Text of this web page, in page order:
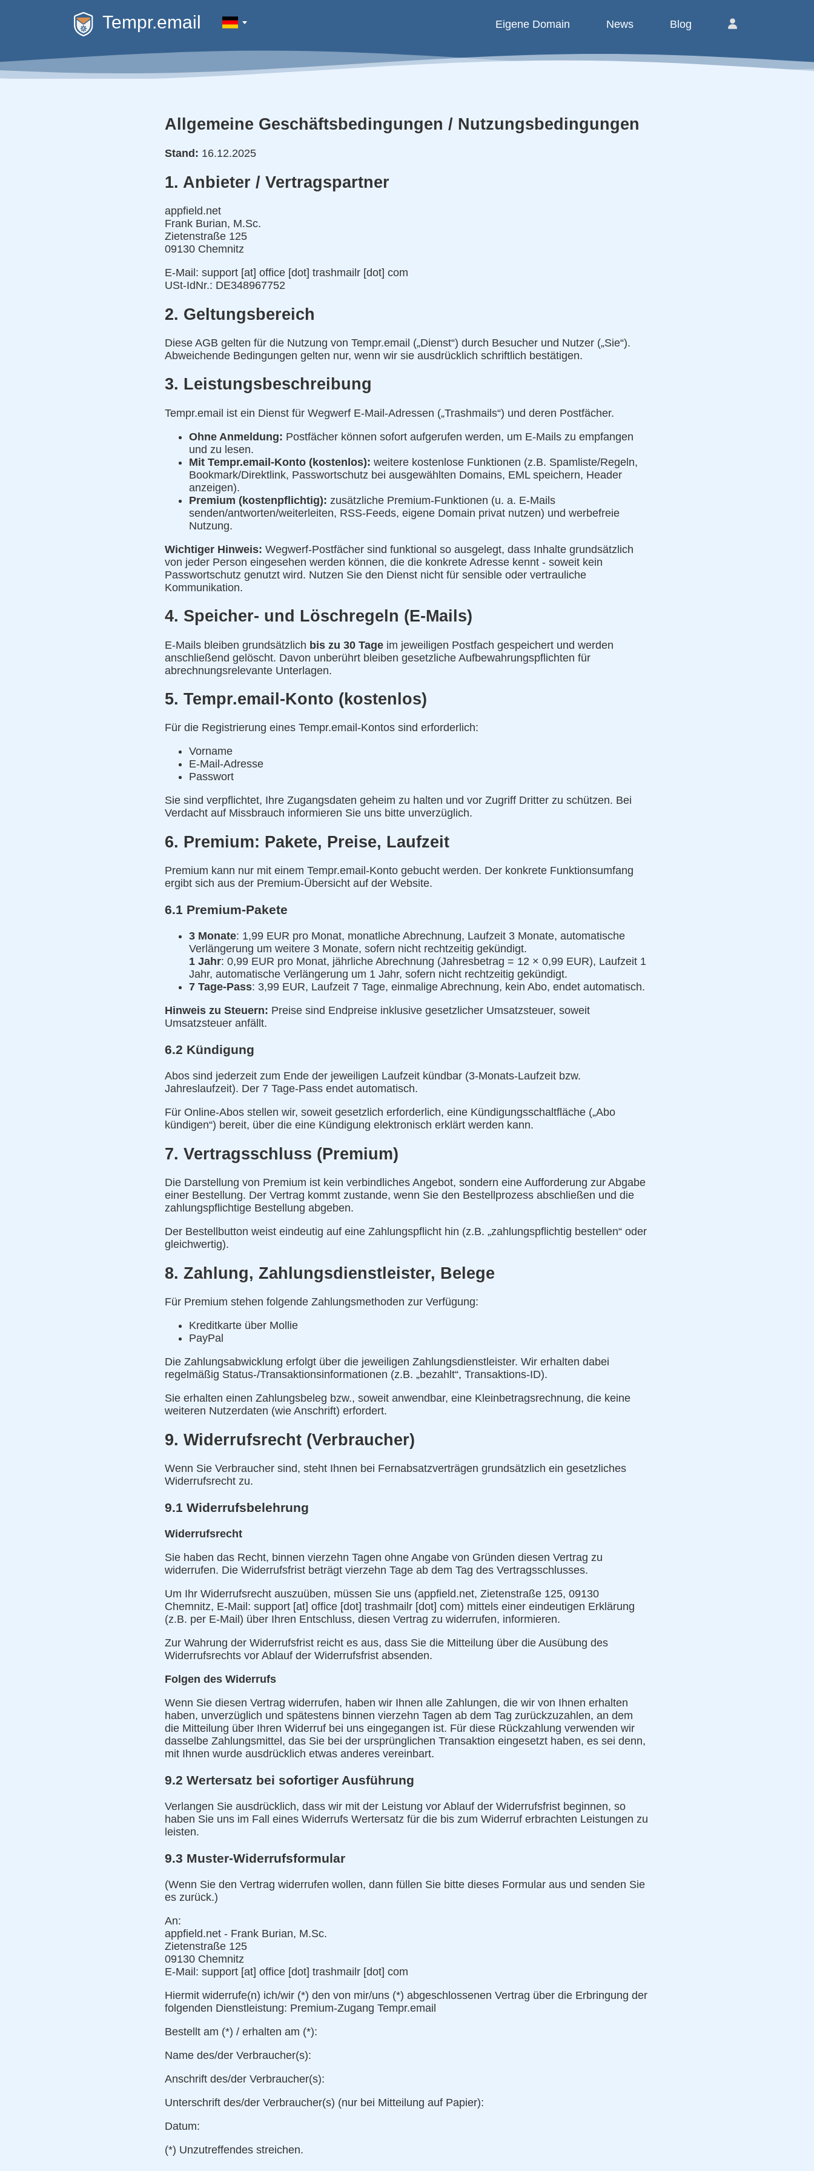
Tempr.email Eigene Domain News Blog
Allgemeine Geschäftsbedingungen / Nutzungsbedingungen
Stand: 16.12.2025
1. Anbieter / Vertragspartner
appfield.net
Frank Burian, M.Sc.
Zietenstraße 125
09130 Chemnitz
E-Mail: support [at] office [dot] trashmailr [dot] com
USt-IdNr.: DE348967752
2. Geltungsbereich
Diese AGB gelten für die Nutzung von Tempr.email („Dienst“) durch Besucher und Nutzer („Sie“).
Abweichende Bedingungen gelten nur, wenn wir sie ausdrücklich schriftlich bestätigen.
3. Leistungsbeschreibung
Tempr.email ist ein Dienst für Wegwerf E-Mail-Adressen („Trashmails“) und deren Postfächer.
Ohne Anmeldung: Postfächer können sofort aufgerufen werden, um E-Mails zu empfangen
und zu lesen.
Mit Tempr.email-Konto (kostenlos): weitere kostenlose Funktionen (z.B. Spamliste/Regeln,
Bookmark/Direktlink, Passwortschutz bei ausgewählten Domains, EML speichern, Header
anzeigen).
Premium (kostenpflichtig): zusätzliche Premium-Funktionen (u. a. E-Mails
senden/antworten/weiterleiten, RSS-Feeds, eigene Domain privat nutzen) und werbefreie
Nutzung.
Wichtiger Hinweis: Wegwerf-Postfächer sind funktional so ausgelegt, dass Inhalte grundsätzlich
von jeder Person eingesehen werden können, die die konkrete Adresse kennt - soweit kein
Passwortschutz genutzt wird. Nutzen Sie den Dienst nicht für sensible oder vertrauliche
Kommunikation.
4. Speicher- und Löschregeln (E-Mails)
E-Mails bleiben grundsätzlich bis zu 30 Tage im jeweiligen Postfach gespeichert und werden
anschließend gelöscht. Davon unberührt bleiben gesetzliche Aufbewahrungspflichten für
abrechnungsrelevante Unterlagen.
5. Tempr.email-Konto (kostenlos)
Für die Registrierung eines Tempr.email-Kontos sind erforderlich:
Vorname
E-Mail-Adresse
Passwort
Sie sind verpflichtet, Ihre Zugangsdaten geheim zu halten und vor Zugriff Dritter zu schützen. Bei
Verdacht auf Missbrauch informieren Sie uns bitte unverzüglich.
6. Premium: Pakete, Preise, Laufzeit
Premium kann nur mit einem Tempr.email-Konto gebucht werden. Der konkrete Funktionsumfang
ergibt sich aus der Premium-Übersicht auf der Website.
6.1 Premium-Pakete
3 Monate: 1,99 EUR pro Monat, monatliche Abrechnung, Laufzeit 3 Monate, automatische
Verlängerung um weitere 3 Monate, sofern nicht rechtzeitig gekündigt.
1 Jahr: 0,99 EUR pro Monat, jährliche Abrechnung (Jahresbetrag = 12 × 0,99 EUR), Laufzeit 1
Jahr, automatische Verlängerung um 1 Jahr, sofern nicht rechtzeitig gekündigt.
7 Tage-Pass: 3,99 EUR, Laufzeit 7 Tage, einmalige Abrechnung, kein Abo, endet automatisch.
Hinweis zu Steuern: Preise sind Endpreise inklusive gesetzlicher Umsatzsteuer, soweit
Umsatzsteuer anfällt.
6.2 Kündigung
Abos sind jederzeit zum Ende der jeweiligen Laufzeit kündbar (3-Monats-Laufzeit bzw.
Jahreslaufzeit). Der 7 Tage-Pass endet automatisch.
Für Online-Abos stellen wir, soweit gesetzlich erforderlich, eine Kündigungsschaltfläche („Abo
kündigen“) bereit, über die eine Kündigung elektronisch erklärt werden kann.
7. Vertragsschluss (Premium)
Die Darstellung von Premium ist kein verbindliches Angebot, sondern eine Aufforderung zur Abgabe
einer Bestellung. Der Vertrag kommt zustande, wenn Sie den Bestellprozess abschließen und die
zahlungspflichtige Bestellung abgeben.
Der Bestellbutton weist eindeutig auf eine Zahlungspflicht hin (z.B. „zahlungspflichtig bestellen“ oder
gleichwertig).
8. Zahlung, Zahlungsdienstleister, Belege
Für Premium stehen folgende Zahlungsmethoden zur Verfügung:
Kreditkarte über Mollie
PayPal
Die Zahlungsabwicklung erfolgt über die jeweiligen Zahlungsdienstleister. Wir erhalten dabei
regelmäßig Status-/Transaktionsinformationen (z.B. „bezahlt“, Transaktions-ID).
Sie erhalten einen Zahlungsbeleg bzw., soweit anwendbar, eine Kleinbetragsrechnung, die keine
weiteren Nutzerdaten (wie Anschrift) erfordert.
9. Widerrufsrecht (Verbraucher)
Wenn Sie Verbraucher sind, steht Ihnen bei Fernabsatzverträgen grundsätzlich ein gesetzliches
Widerrufsrecht zu.
9.1 Widerrufsbelehrung
Widerrufsrecht
Sie haben das Recht, binnen vierzehn Tagen ohne Angabe von Gründen diesen Vertrag zu
widerrufen. Die Widerrufsfrist beträgt vierzehn Tage ab dem Tag des Vertragsschlusses.
Um Ihr Widerrufsrecht auszuüben, müssen Sie uns (appfield.net, Zietenstraße 125, 09130
Chemnitz, E-Mail: support [at] office [dot] trashmailr [dot] com) mittels einer eindeutigen Erklärung
(z.B. per E-Mail) über Ihren Entschluss, diesen Vertrag zu widerrufen, informieren.
Zur Wahrung der Widerrufsfrist reicht es aus, dass Sie die Mitteilung über die Ausübung des
Widerrufsrechts vor Ablauf der Widerrufsfrist absenden.
Folgen des Widerrufs
Wenn Sie diesen Vertrag widerrufen, haben wir Ihnen alle Zahlungen, die wir von Ihnen erhalten
haben, unverzüglich und spätestens binnen vierzehn Tagen ab dem Tag zurückzuzahlen, an dem
die Mitteilung über Ihren Widerruf bei uns eingegangen ist. Für diese Rückzahlung verwenden wir
dasselbe Zahlungsmittel, das Sie bei der ursprünglichen Transaktion eingesetzt haben, es sei denn,
mit Ihnen wurde ausdrücklich etwas anderes vereinbart.
9.2 Wertersatz bei sofortiger Ausführung
Verlangen Sie ausdrücklich, dass wir mit der Leistung vor Ablauf der Widerrufsfrist beginnen, so
haben Sie uns im Fall eines Widerrufs Wertersatz für die bis zum Widerruf erbrachten Leistungen zu
leisten.
9.3 Muster-Widerrufsformular
(Wenn Sie den Vertrag widerrufen wollen, dann füllen Sie bitte dieses Formular aus und senden Sie
es zurück.)
An:
appfield.net - Frank Burian, M.Sc.
Zietenstraße 125
09130 Chemnitz
E-Mail: support [at] office [dot] trashmailr [dot] com
Hiermit widerrufe(n) ich/wir (*) den von mir/uns (*) abgeschlossenen Vertrag über die Erbringung der
folgenden Dienstleistung: Premium-Zugang Tempr.email
Bestellt am (*) / erhalten am (*):
Name des/der Verbraucher(s):
Anschrift des/der Verbraucher(s):
Unterschrift des/der Verbraucher(s) (nur bei Mitteilung auf Papier):
Datum:
(*) Unzutreffendes streichen.